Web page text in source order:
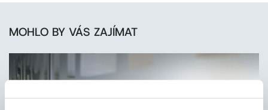
MOHLO BY VÁS ZAJÍMAT